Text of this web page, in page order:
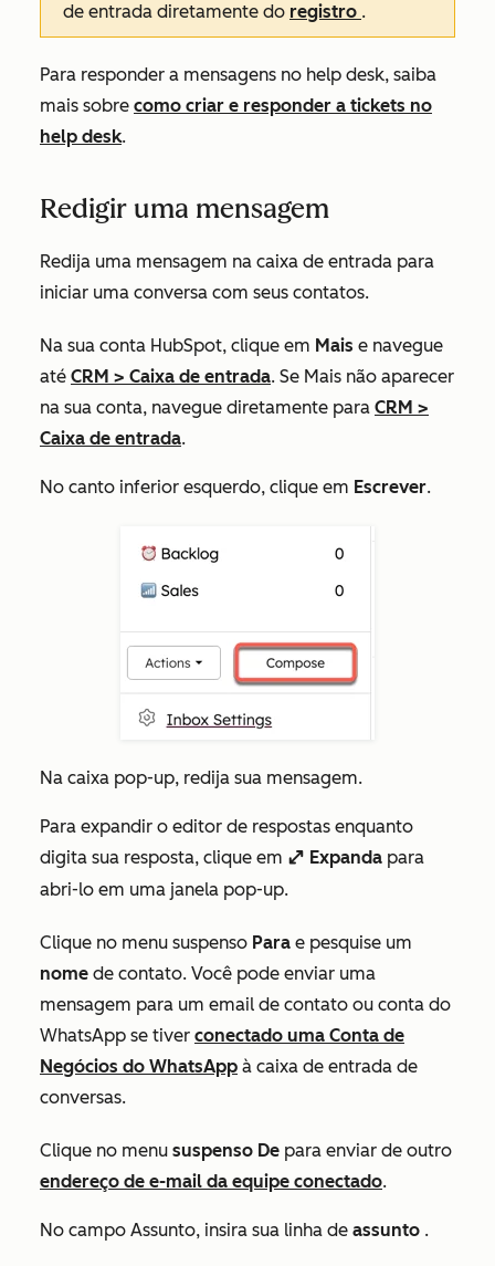
de entrada diretamente do registro .
Para responder a mensagens no help desk, saiba
mais sobre como criar e responder a tickets no
help desk.
Redigir uma mensagem
Redija uma mensagem na caixa de entrada para
iniciar uma conversa com seus contatos.
Na sua conta HubSpot, clique em Mais e navegue
até CRM > Caixa de entrada. Se Mais não aparecer
na sua conta, navegue diretamente para CRM >
Caixa de entrada.
No canto inferior esquerdo, clique em Escrever.
Na caixa pop-up, redija sua mensagem.
Para expandir o editor de respostas enquanto
digita sua resposta, clique em enlarge Expanda para
abri-lo em uma janela pop-up.
Clique no menu suspenso Para e pesquise um
nome de contato. Você pode enviar uma
mensagem para um email de contato ou conta do
WhatsApp se tiver conectado uma Conta de
Negócios do WhatsApp à caixa de entrada de
conversas.
Clique no menu suspenso De para enviar de outro
endereço de e-mail da equipe conectado.
No campo Assunto, insira sua linha de assunto .